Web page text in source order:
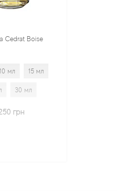
Tiziana Terenzi Orza
5 мл
20 мл